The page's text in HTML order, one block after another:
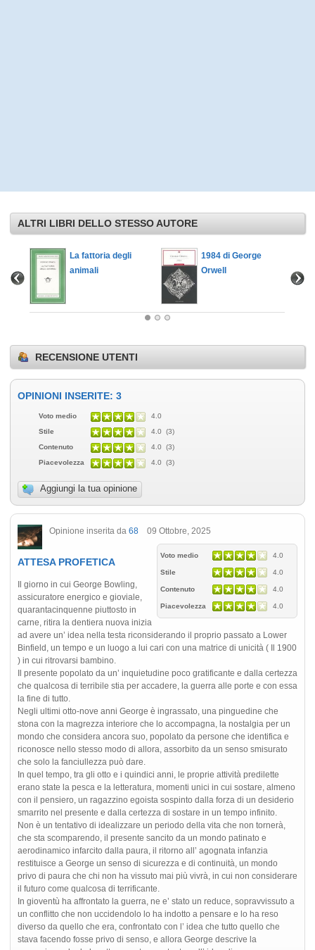
ALTRI LIBRI DELLO STESSO AUTORE
La fattoria degli
animali
1984 di George
Orwell
RECENSIONE UTENTI
OPINIONI INSERITE: 3
Voto medio
4.0
Stile
4.0 (3)
Contenuto
4.0 (3)
Piacevolezza
4.0 (3)
Aggiungi la tua opinione
Opinione inserita da 68 09 Ottobre, 2025
Voto medio 4.0
Stile 4.0
Contenuto 4.0
Piacevolezza 4.0
ATTESA PROFETICA
Il giorno in cui George Bowling,
assicuratore energico e gioviale,
quarantacinquenne piuttosto in
carne, ritira la dentiera nuova inizia
ad avere un’ idea nella testa riconsiderando il proprio passato a Lower
Binfield, un tempo e un luogo a lui cari con una matrice di unicità ( Il 1900
) in cui ritrovarsi bambino.
Il presente popolato da un’ inquietudine poco gratificante e dalla certezza
che qualcosa di terribile stia per accadere, la guerra alle porte e con essa
la fine di tutto.
Negli ultimi otto-nove anni George è ingrassato, una pinguedine che
stona con la magrezza interiore che lo accompagna, la nostalgia per un
mondo che considera ancora suo, popolato da persone che identifica e
riconosce nello stesso modo di allora, assorbito da un senso smisurato
che solo la fanciullezza può dare.
In quel tempo, tra gli otto e i quindici anni, le proprie attività predilette
erano state la pesca e la letteratura, momenti unici in cui sostare, almeno
con il pensiero, un ragazzino egoista sospinto dalla forza di un desiderio
smarrito nel presente e dalla certezza di sostare in un tempo infinito.
Non è un tentativo di idealizzare un periodo della vita che non tornerà,
che sta scomparendo, il presente sancito da un mondo patinato e
aerodinamico infarcito dalla paura, il ritorno all’ agognata infanzia
restituisce a George un senso di sicurezza e di continuità, un mondo
privo di paura che chi non ha vissuto mai più vivrà, in cui non considerare
il futuro come qualcosa di terrificante.
In gioventù ha affrontato la guerra, ne e’ stato un reduce, sopravvissuto a
un conflitto che non uccidendolo lo ha indotto a pensare e lo ha reso
diverso da quello che era, confrontato con l’ idea che tutto quello che
stava facendo fosse privo di senso, e allora George descrive la